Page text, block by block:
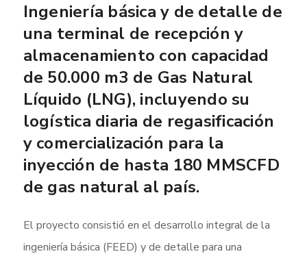
Ingeniería básica y de detalle de
una terminal de recepción y
almacenamiento con capacidad
de 50.000 m3 de Gas Natural
Líquido (LNG), incluyendo su
logística diaria de regasificación
y comercialización para la
inyección de hasta 180 MMSCFD
de gas natural al país.
El proyecto consistió en el desarrollo integral de la
ingeniería básica (FEED) y de detalle para una